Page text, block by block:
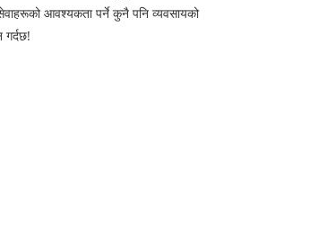
आवश्यकता पर्ने कुनै पनि व्यवसायको
गर्दछ!